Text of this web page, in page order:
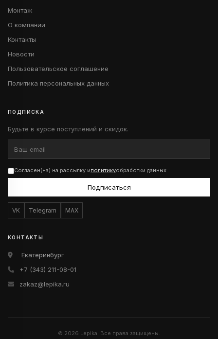
Монтаж
О компании
Контакты
Новости
Пользовательское соглашение
Политика персональных данных
ПОДПИСКА
Будьте в курсе поступлений и скидок.
Согласен(на) на рассылку иполитикуобработки данных
Подписаться
VK Telegram MAX
КОНТАКТЫ
Екатеринбург
+7 (343) 211-08-01
zakaz@lepika.ru
© 2026 Lepika. Все права защищены.